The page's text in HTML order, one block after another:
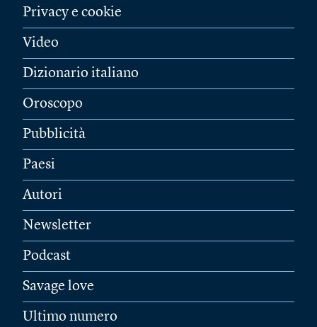
Privacy e cookie
Video
Dizionario italiano
Oroscopo
Pubblicità
Paesi
Autori
Newsletter
Podcast
Savage love
Ultimo numero